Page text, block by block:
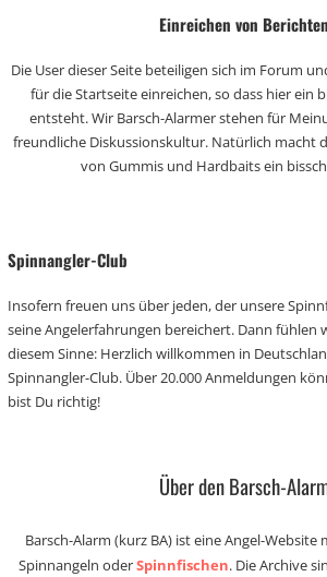
Einreichen von Berichten
Die User dieser Seite beteiligen sich im Forum
für die Startseite einreichen, so dass hier ein
entsteht. Wir Barsch-Alarmer stehen für
freundliche Diskussionskultur. Natürlich macht
von Gummis und Hardbaits ein
Spinnangler-Club
Insofern freuen uns über jeden, der unsere
seine Angelerfahrungen bereichert. Dann fühlen
diesem Sinne: Herzlich willkommen in
Spinnangler-Club. Über 20.000 Anmeldungen
bist Du richtig!
Über den Barsch-
Barsch-Alarm (kurz BA) ist eine Angel-Website
Spinnangeln oderSpinnfischen. Die Archive